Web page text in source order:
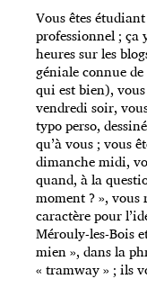
Vous êtes
professionnel ; ça
heures sur les
géniale connue de
qui est bien),
vendredi soir,
typo perso,
qu’à vous ; vous
dimanche midi,
quand, à la
moment ? », vous
caractère pour
Mérouly-les-Bois
mien », dans la
« tramway » ; ils